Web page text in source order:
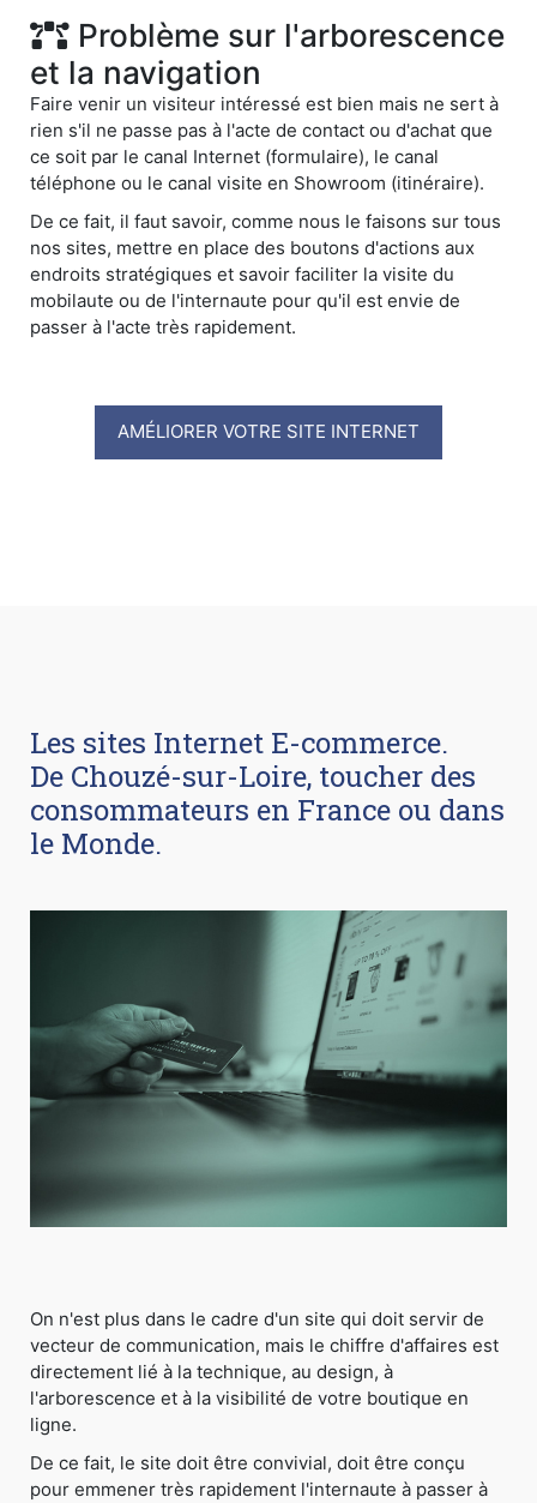
Problème sur l'arborescence
et la navigation
Faire venir un visiteur intéressé est bien mais ne sert à
rien s'il ne passe pas à l'acte de contact ou d'achat que
ce soit par le canal Internet (formulaire), le canal
téléphone ou le canal visite en Showroom (itinéraire).
De ce fait, il faut savoir, comme nous le faisons sur tous
nos sites, mettre en place des boutons d'actions aux
endroits stratégiques et savoir faciliter la visite du
mobilaute ou de l'internaute pour qu'il est envie de
passer à l'acte très rapidement.
AMÉLIORER VOTRE SITE INTERNET
Les sites Internet E-commerce.
De Chouzé-sur-Loire, toucher des
consommateurs en France ou dans
le Monde.
On n'est plus dans le cadre d'un site qui doit servir de
vecteur de communication, mais le chiffre d'affaires est
directement lié à la technique, au design, à
l'arborescence et à la visibilité de votre boutique en
ligne.
De ce fait, le site doit être convivial, doit être conçu
pour emmener très rapidement l'internaute à passer à